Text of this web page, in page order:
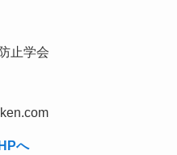
止学会
へ